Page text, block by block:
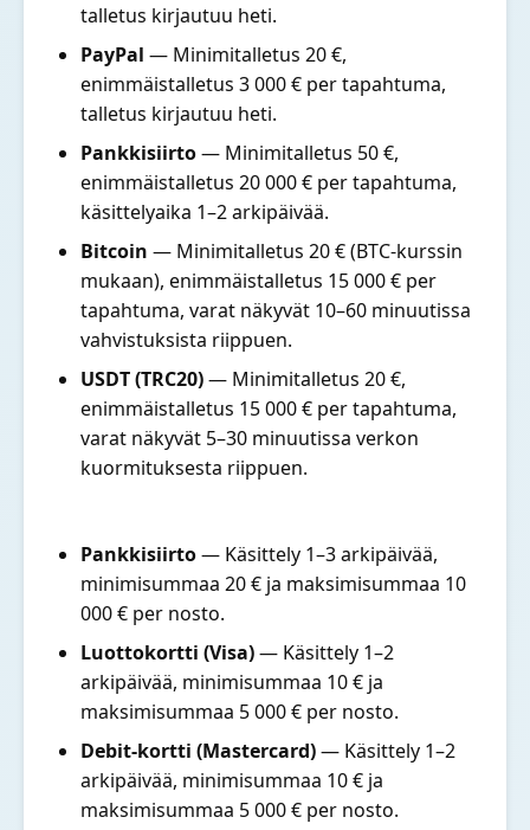
talletus kirjautuu heti.
PayPal — Minimitalletus 20 €,
enimmäistalletus 3 000 € per tapahtuma,
talletus kirjautuu heti.
Pankkisiirto— Minimitalletus 50 €,
enimmäistalletus 20 000 € per tapahtuma,
käsittelyaika 1–2 arkipäivää.
Bitcoin — Minimitalletus 20 € (BTC-kurssin
mukaan), enimmäistalletus 15 000 € per
tapahtuma, varat näkyvät 10–60 minuutissa
vahvistuksista riippuen.
USDT (TRC20)— Minimitalletus 20 €,
enimmäistalletus 15 000 € per tapahtuma,
varat näkyvät 5–30 minuutissa verkon
kuormituksesta riippuen.
Pankkisiirto— Käsittely 1–3 arkipäivää,
minimisummaa 20 € ja maksimisummaa 10
000 € per nosto.
Luottokortti (Visa)— Käsittely 1–2
arkipäivää, minimisummaa 10 € ja
maksimisummaa 5 000 € per nosto.
Debit-kortti (Mastercard)— Käsittely 1–2
arkipäivää, minimisummaa 10 € ja
maksimisummaa 5 000 € per nosto.